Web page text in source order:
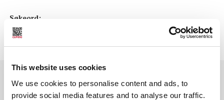
This website uses cookies
We use cookies to personalise content and ads, to
provide social media features and to analyse our traffic.
Søkeord:
Foto / Illustrasjon